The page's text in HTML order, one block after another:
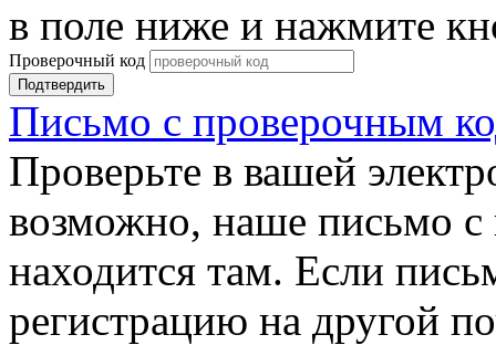
в поле ниже и нажмите
Проверочный код
Подтвердить
Письмо с проверочным
Проверьте в вашей
возможно, наше письмо с
находится там. Если
регистрацию на другой